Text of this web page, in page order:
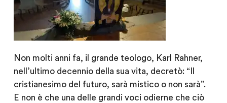
Non molti anni fa, il grande teologo, Karl Rahner,
nell’ultimo decennio della sua vita, decretò: “Il
cristianesimo del futuro, sarà mistico o non sarà”.
E non è che una delle grandi voci odierne che ciò